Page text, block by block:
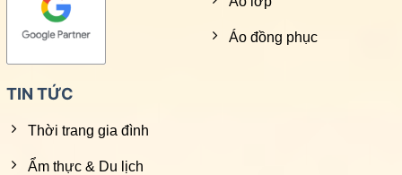
Áo đồng phục
TIN TỨC
Thời trang gia đình
Ẩm thực & Du lịch